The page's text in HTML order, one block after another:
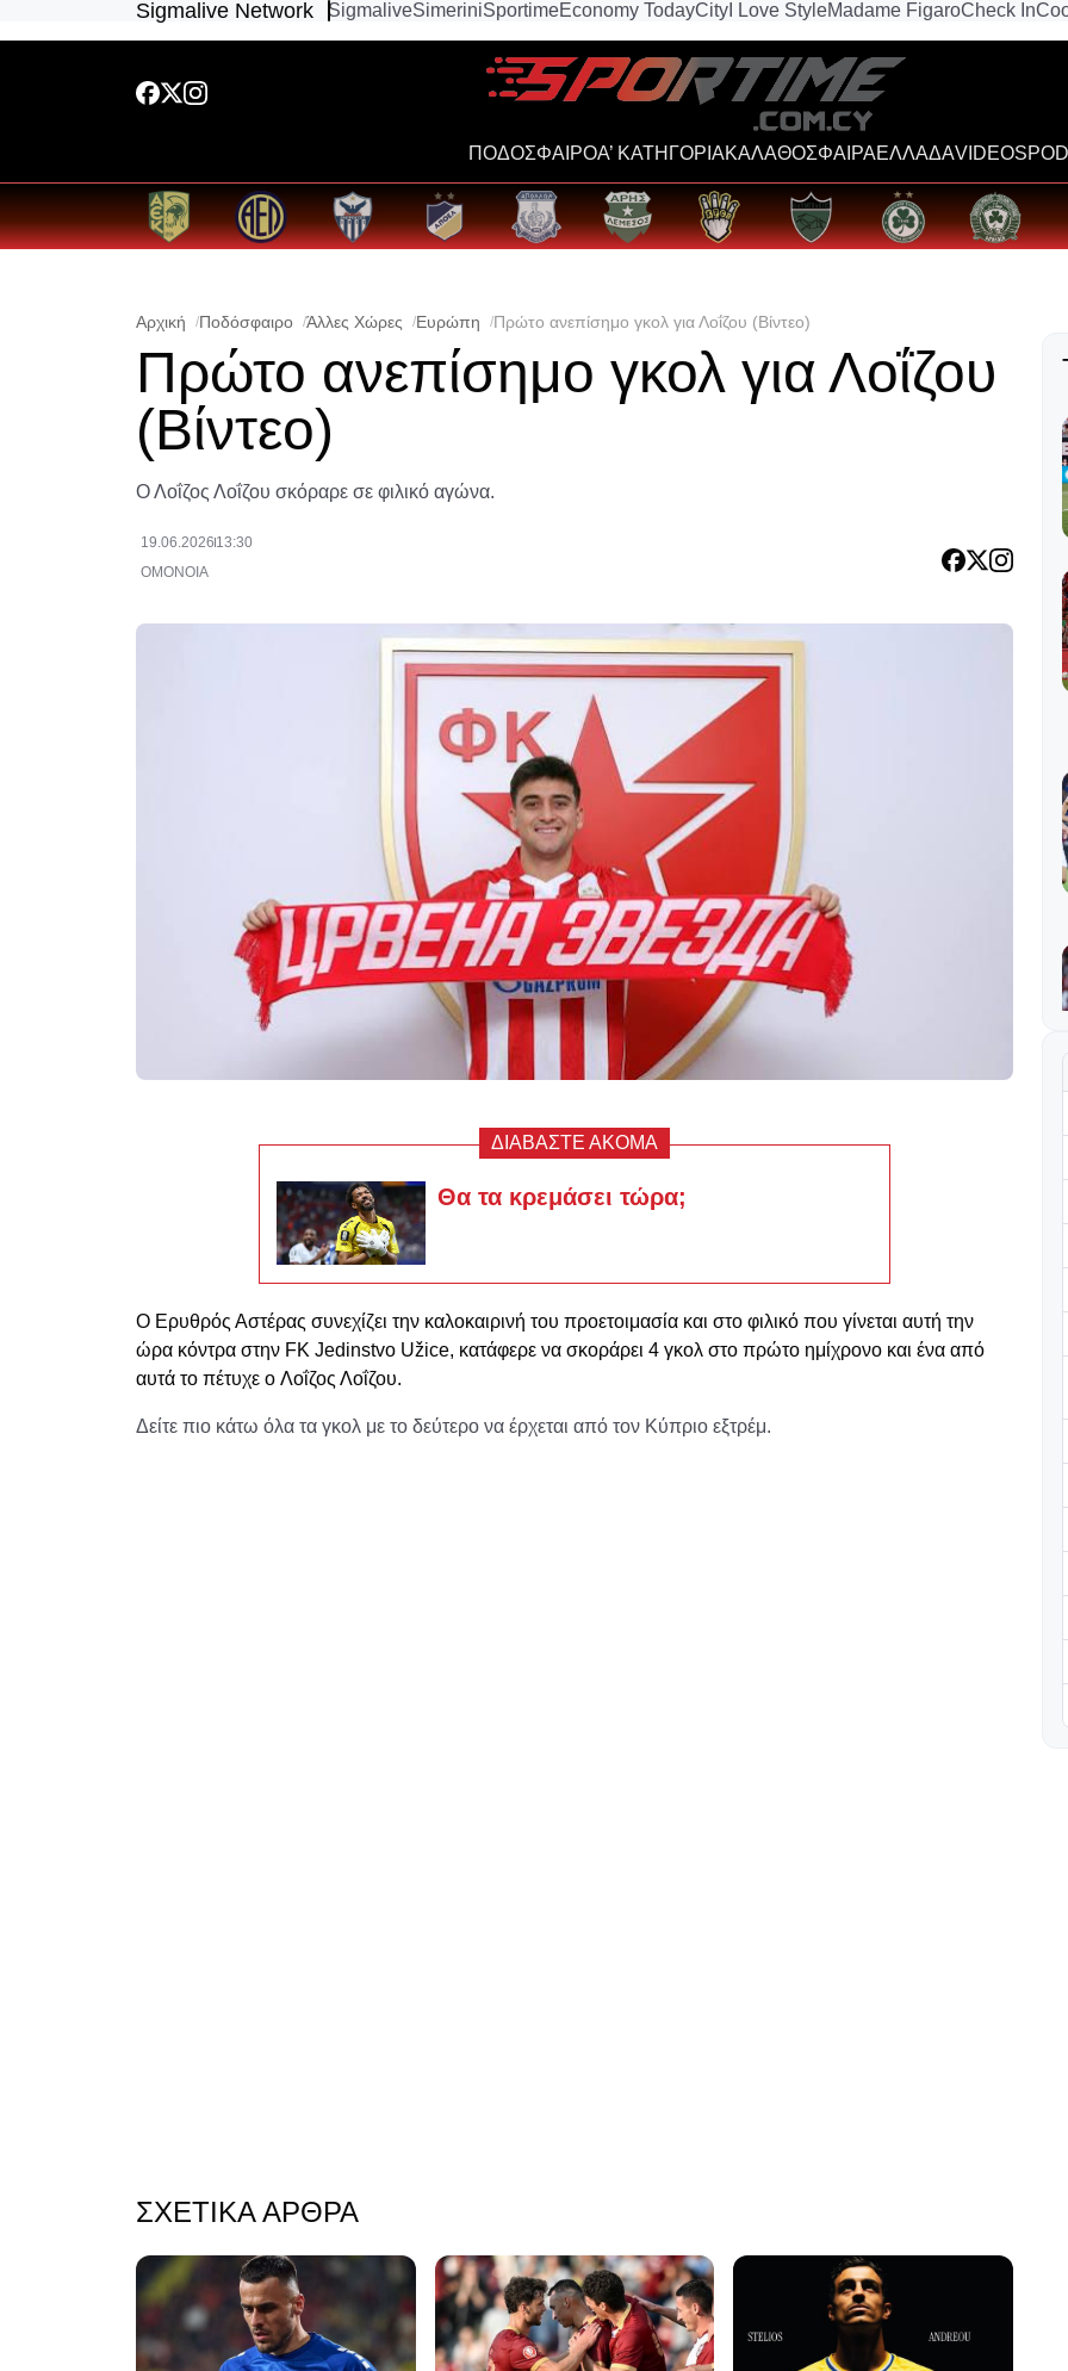
Sigmalive Network SigmaliveSimeriniSportimeEconomy TodayCity I Love StyleMadame FigaroCheck In
ΠΟΔΟΣΦΑΙΡΟΑ’ ΚΑΤΗΓΟΡΙΑΚΑΛΑΘΟΣΦΑΙΡΑΕΛΛΑΔΑVIDEOS
Αρχική Ποδόσφαιρο Άλλες Χώρες Ευρώπη Πρώτο ανεπίσημο γκολ για Λοΐζου (Βίντεο)
Πρώτο ανεπίσημο γκολ για Λοΐζου
(Βίντεο)
Ο Λοΐζος Λοΐζου σκόραρε σε φιλικό αγώνα.
19.06.2026 13:30
ΟΜΟΝΟΙΑ
ΔΙΑΒΑΣΤΕ ΑΚΟΜΑ
Θα τα κρεμάσει τώρα;
Ο Ερυθρός Αστέρας συνεχίζει την καλοκαιρινή του προετοιμασία και στο φιλικό που γίνεται αυτή την
ώρα κόντρα στην FK Jedinstvo Užice, κατάφερε να σκοράρει 4 γκολ στο πρώτο ημίχρονο και ένα από
αυτά το πέτυχε ο Λοΐζος Λοΐζου.
Δείτε πιο κάτω όλα τα γκολ με το δεύτερο να έρχεται από τον Κύπριο εξτρέμ.
ΣΧΕΤΙΚΆ ΆΡΘΡΑ